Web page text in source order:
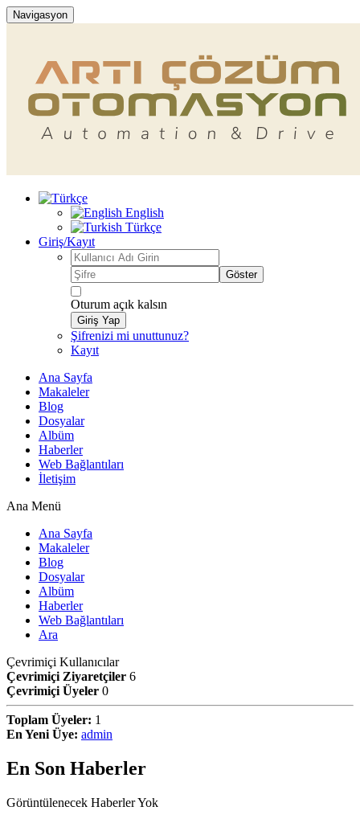
Navigasyon
English
Türkçe
Giriş/Kayıt
Göster
Oturum açık kalsın
Giriş Yap
Şifrenizi mi unuttunuz?
Kayıt
Ana Sayfa
Makaleler
Blog
Dosyalar
Albüm
Haberler
Web Bağlantıları
İletişim
Ana Menü
Ana Sayfa
Makaleler
Blog
Dosyalar
Albüm
Haberler
Web Bağlantıları
Ara
Çevrimiçi Kullanıcılar
Çevrimiçi Ziyaretçiler 6
Çevrimiçi Üyeler 0
Toplam Üyeler: 1
En Yeni Üye: admin
En Son Haberler
Görüntülenecek Haberler Yok